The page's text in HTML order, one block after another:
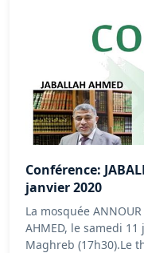
Conférence:
janvier 2020
La mosquée
AHMED, le samedi
Maghreb (17h30).Le